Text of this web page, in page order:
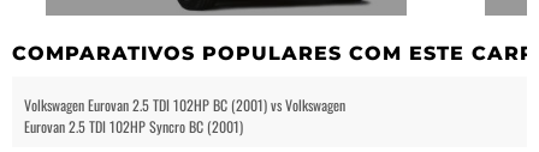
COMPARATIVOS POPULARES COM ESTE
Volkswagen Eurovan 2.5 TDI 102HP BC (2001) vs Volkswagen
Eurovan 2.5 TDI 102HP Syncro BC (2001)